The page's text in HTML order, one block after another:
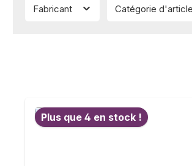
Fabricant Catégorie
Plus que 4 en stock !